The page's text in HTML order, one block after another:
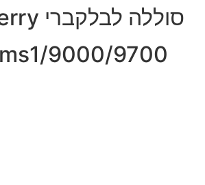
סוללה לבלקברי BkackBerry
9000/9700/M-S1/ms1